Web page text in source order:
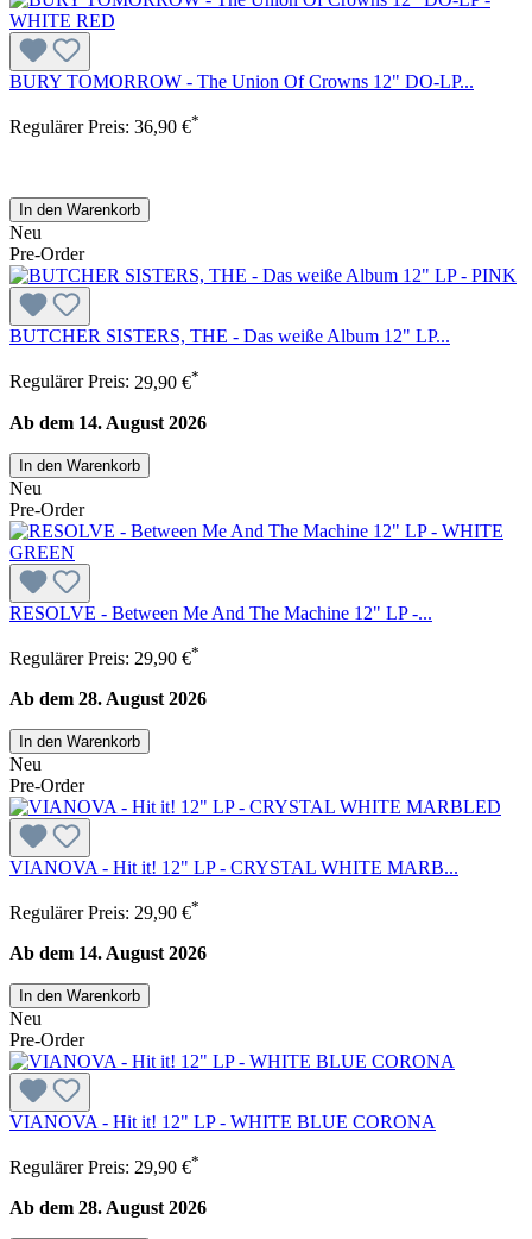
BURY TOMORROW - The Union Of Crowns 12" DO-LP...
Regulärer Preis: 36,90 €*
In den Warenkorb
Neu
Pre-Order
BUTCHER SISTERS, THE - Das weiße Album 12" LP...
Regulärer Preis: 29,90 €*
Ab dem 14. August 2026
In den Warenkorb
Neu
Pre-Order
RESOLVE - Between Me And The Machine 12" LP -...
Regulärer Preis: 29,90 €*
Ab dem 28. August 2026
In den Warenkorb
Neu
Pre-Order
VIANOVA - Hit it! 12" LP - CRYSTAL WHITE MARB...
Regulärer Preis: 29,90 €*
Ab dem 14. August 2026
In den Warenkorb
Neu
Pre-Order
VIANOVA - Hit it! 12" LP - WHITE BLUE CORONA
Regulärer Preis: 29,90 €*
Ab dem 28. August 2026